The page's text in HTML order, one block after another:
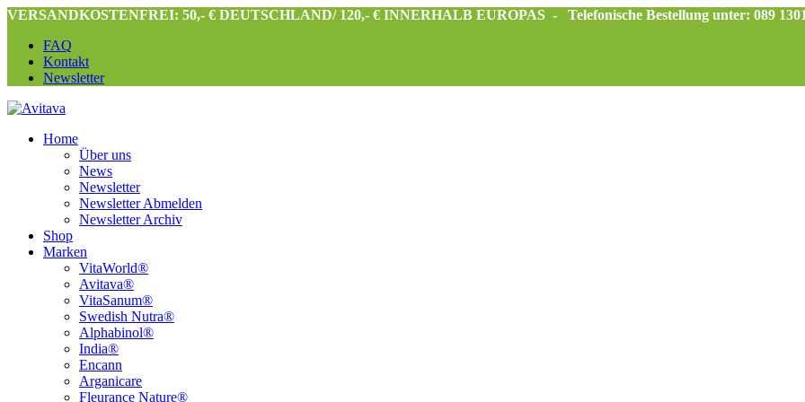
VERSANDKOSTENFREI: 50,- € DEUTSCHLAND/ 120,- € INNERHALB EUROPAS -
Telefonische Bestellung unter: 089
FAQ
Kontakt
Newsletter
Home
Über uns
News
Newsletter
Newsletter Abmelden
Newsletter Archiv
Shop
Marken
VitaWorld®
Avitava®
VitaSanum®
Swedish Nutra®
Alphabinol®
India®
Encann
Arganicare
Fleurance Nature®